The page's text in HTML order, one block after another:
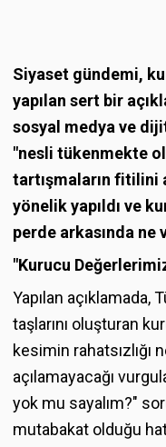
Siyaset gündemi,
yapılan sert bir
sosyal medya ve
"nesli tükenmekte
tartışmaların fitilini
yönelik yapıldı ve
perde arkasında ne
"Kurucu
Yapılan açıklamada,
taşlarını oluşturan
kesimin rahatsızlığı
açılamayacağı
yok mu sayalım?"
mutabakat olduğu